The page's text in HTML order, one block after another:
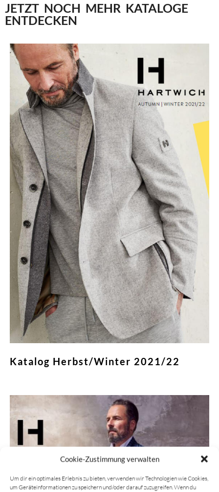
Cookie-Zustimmung verwalten
Um dir ein optimales Erlebnis zu bieten, verwenden wir Technologien wie Cookies,
um Geräteinformationen zu speichern und/oder darauf zuzugreifen. Wenn du
JETZT NOCH MEHR KATALOGE
ENTDECKEN
Katalog Herbst/Winter 2021/22